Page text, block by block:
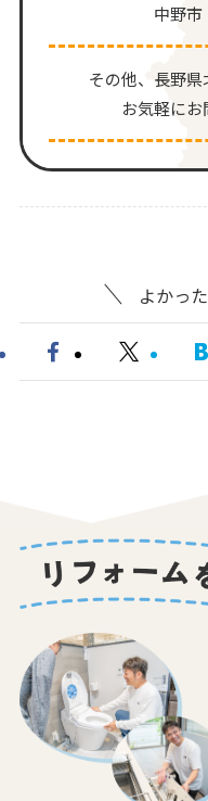
中野市
その他、⻑野県
お気軽にお
よかっ